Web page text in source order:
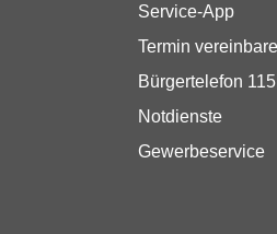
Service-App
Termin
Bürgertelefon 115
Notdienste
Gewerbeservice